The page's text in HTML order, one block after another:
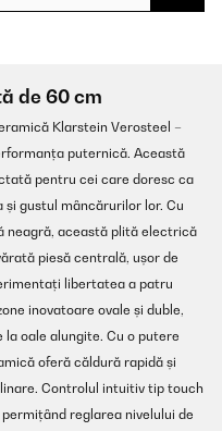
de 60 cm
Klarstein Verosteel –
puternică. Această
pentru cei care doresc ca
gustul mâncărurilor lor. Cu
neagră, această plită electrică
piesă centrală, ușor de
libertatea a patru
inovatoare ovale și duble,
oale alungite. Cu o putere
oferă căldură rapidă și
Controlul intuitiv tip touch
reglarea nivelului de